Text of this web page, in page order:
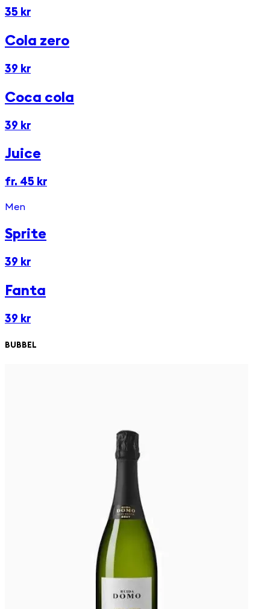
35 kr
Cola zero
39 kr
Coca cola
39 kr
Juice
fr. 45 kr
Men
Sprite
39 kr
Fanta
39 kr
BUBBEL